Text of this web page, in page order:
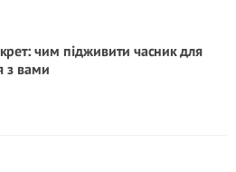
чим підживити часник для
з вами